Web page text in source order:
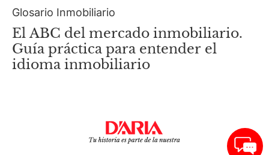
Glosario Inmobiliario
El ABC del mercado inmobiliario.
Guía práctica para entender el
idioma inmobiliario